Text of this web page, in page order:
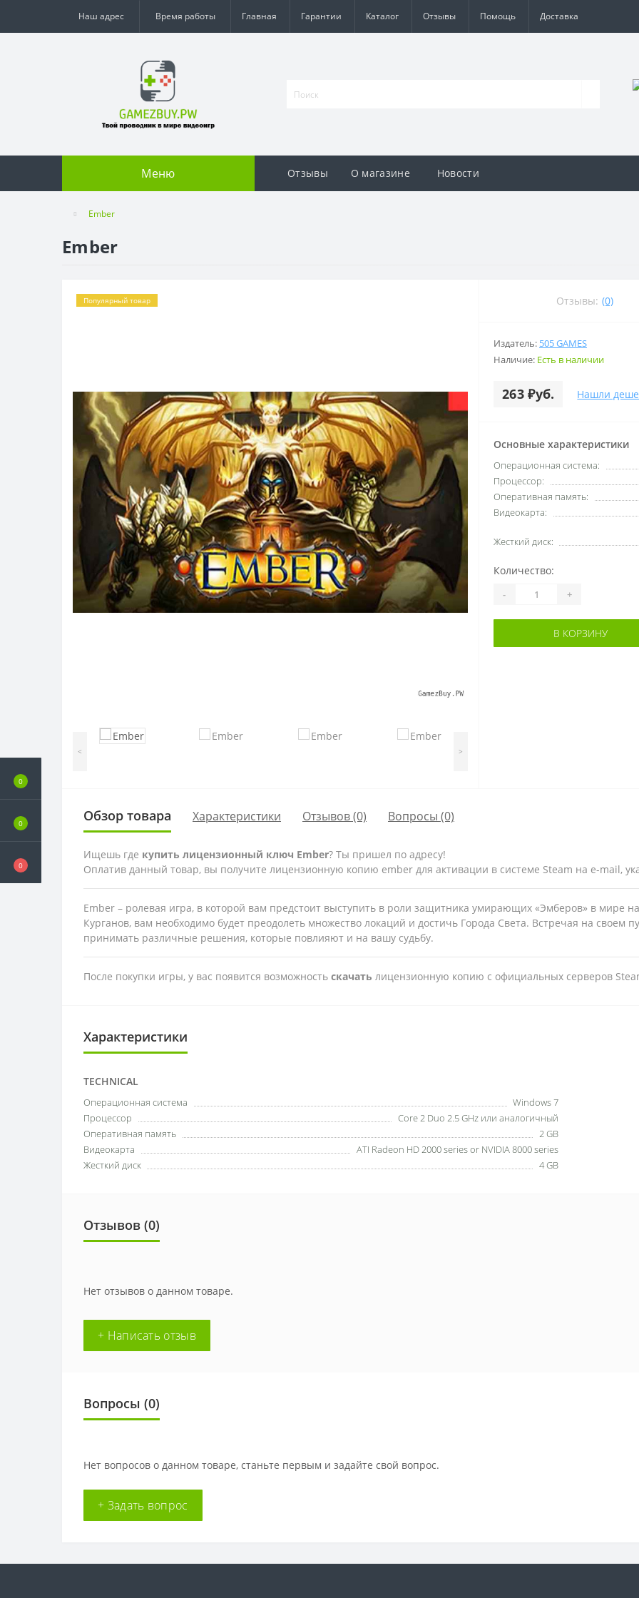
0
0
0
Наш адрес Время работы Главная Гарантии Каталог Отзывы Помощь Доставка
Меню Отзывы О магазине Новости
Ember
Ember
Популярный товар
< >
Отзывы: (0)
Издатель: 505 GAMES
Наличие: Есть в наличии
263 ₽уб. Нашли
Основные характеристики
Операционная система:
Процессор:
Оперативная память:
Видеокарта:
Жесткий диск:
Количество:
- +
В КОРЗИНУ
Обзор товара Характеристики Отзывов (0) Вопросы (0)
Ищешь где купить лицензионный ключ Ember? Ты пришел по адресу!
Оплатив данный товар, вы получите лицензионную копию ember для активации в системе Steam на e-mail,
Ember – ролевая игра, в которой вам предстоит выступить в роли защитника умирающих «Эмберов» в мире
Курганов, вам необходимо будет преодолеть множество локаций и достичь Города Света. Встречая на своем
принимать различные решения, которые повлияют и на вашу судьбу.
После покупки игры, у вас появится возможность скачать лицензионную копию с официальных серверов
Характеристики
TECHNICAL
Операционная система
Windows 7
Процессор
Core 2 Duo 2.5 GHz или аналогичный
Оперативная память
2 GB
Видеокарта
ATI Radeon HD 2000 series or NVIDIA 8000 series
Жесткий диск
4 GB
Отзывов (0)
Нет отзывов о данном товаре.
+ Написать отзыв
Вопросы (0)
Нет вопросов о данном товаре, станьте первым и задайте свой вопрос.
+ Задать вопрос